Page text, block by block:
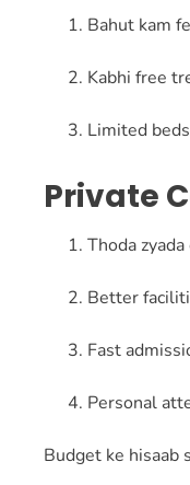
Bahut kam
Kabhi free
Limited beds
Private
Thoda
Better
Fast
Personal
Budget ke hisaab